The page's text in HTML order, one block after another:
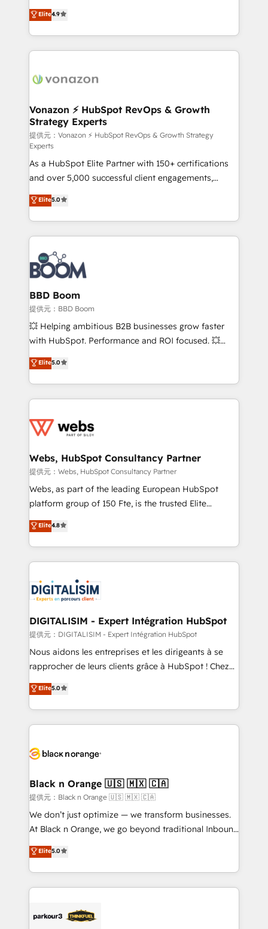
HubSpot dans votre organisation. Pour toute
question technique ou besoin de structuration de
B2B à travers l’acquisition de nouveaux clients,
l'intégration CRM et le développement des revenus
auprès de vos comptes existants. En France et à
l'international, nous travaillons avec des ETI
delà d’une simple transformation digitale et des
➤ L’intégration de CRM et de méthodologie RevOps
pour aligner les équipes marketing, commerciales et
support client (data migration, synchronisation API,
audit et maintenance) ➤ La création de sites internet
de conversion qui transforment les visiteurs en
opportunités d'affaires ➤ La mise en place de
stratégies d'acquisition marketing (SEO, SEA,
inbound, automatisation marketing, ABM, IA,
emailing) Informations clés : - 10 ans d'expérience -
100+ intégrations CRM HubSpot réussies - 40
experts conseil - 150 certifications HubSpot
cumulées
Elite4.9
Vonazon ⚡ HubSpot RevOps & Growth
Strategy Experts
提供元：Vonazon ⚡ HubSpot RevOps & Growth Strategy
Experts
As a HubSpot Elite Partner with 150+ certifications
and over 5,000 successful client engagements,
Vonazon turns marketing complexity into
measurable, scalable growth. From onboarding to
enterprise-grade campaigns, our in-house team
builds scalable strategies that drive long-term
revenue. ⚙️ HubSpot Integration & Optimization •
Seamless CRM, CMS, and automation setup •
Complex platform migrations and data cleanups •
Custom APIs and third-party integrations 📈 End-to-
End Revenue Acceleration • Lifecycle marketing and
pipeline growth programs • Sales enablement tools
and CRM optimization • Retention strategies with
Execution • 750+ onboardings and 2,000+
implementations • Deep expertise across marketing,
Elite5.0
BBD Boom
提供元：BBD Boom
💥 Helping ambitious B2B businesses grow faster
with HubSpot. Performance and ROI focused. 💥
BBD Boom is the HubSpot partner that can help you
to HubSpot Better. We work with your teams to
solve all your HubSpot challenges and improve user
adoption, sales process and marketing results.
the first time 🔧 Designing and optimising your
and build using HubSpot 🔌 Integrating HubSpot
with other systems 🎓 Training your teams to be
HubSpot pros 📊 Lead generation services using
HubSpot Why us? - SIX HubSpot Accreditations -
CRM, Solutions Architecture, Onboarding , Data
Migration, Custom Integration & Platform
team of 25+ experts Contact us today to help you
get more from your investment in HubSpot.
Elite5.0
Webs, HubSpot Consultancy Partner
提供元：Webs, HubSpot Consultancy Partner
Webs, as part of the leading European HubSpot
platform group of 150 Fte, is the trusted Elite
HubSpot CRM Partner offering you a roadmap on
maximizing EBITDA and achieving Commercial
Excellence. With our targeted processes, we
strengthen your digital transformation and minimize
Implementation partner, we provide expertise to
drive your business forward. Since 2015 we are fully
dedicated to HubSpot and with an experienced
team (50+), we work with reputable companies in
B2B sectors such as manufacturing, SaaS and
business services. We prepare a customized
impact of your digital transformation, including a
detailed financial rationale with a focus on ROI and
embark on a transformational journey that sets your
business up for long-term success. Unlock your
business. If not now, when?
Elite4.8
DIGITALISIM - Expert Intégration HubSpot
提供元：DIGITALISIM - Expert Intégration HubSpot
Nous aidons les entreprises et les dirigeants à se
rapprocher de leurs clients grâce à HubSpot ! Chez
DIGITALISIM, nous avons l'intime conviction que la
réussite des entreprises passe par l’innovation web,
le marketing digital, et la relation client ! C'est
pourquoi, nos experts sont à la fois capables de
référencement, votre stratégie digitale et le pilotage
projet HubSpot avec DIGITALISIM : 🧽 Nettoyage,
migration et intégration des bases de données. 🚀
Développement des interfaces avec vos logiciels
métiers ⚙️ Configuration de la plateforme HubSpot
Book Process & Guidelines utilisateurs 🎓
Formations des utilisateurs
Elite5.0
Black n Orange 🇺🇸 🇲🇽 🇨🇦
提供元：Black n Orange 🇺🇸 🇲🇽 🇨🇦
We don’t just optimize — we transform businesses.
At Black n Orange, we go beyond traditional Inbound
Marketing with our exclusive methodologies:
BOOMS and BOOST. Together, they form a powerful
combination that has driven success for over 800
businesses worldwide. As Elite HubSpot Partners, we
strategies that integrate data-driven marketing,
Elite5.0